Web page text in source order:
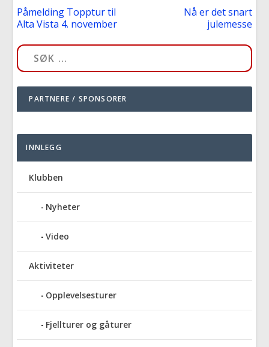
Påmelding Topptur til
Alta Vista 4. november
Nå er det snart
julemesse
PARTNERE / SPONSORER
INNLEGG
Klubben
Nyheter
Video
Aktiviteter
Opplevelsesturer
Fjellturer og gåturer